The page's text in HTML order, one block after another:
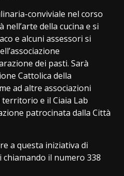
conviviale nel corso
nell’arte della cucina e si
e alcuni assessori si
dei pasti. Sarà
Cattolica della
ad altre associazioni
territorio e il Ciaia Lab
patrocinata dalla Città
a questa iniziativa di
il numero 338